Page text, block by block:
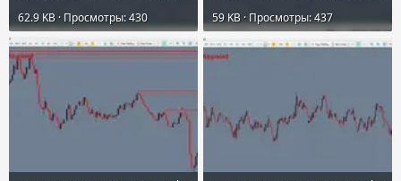
62.9 KB · Просмотры: 430
59 KB · Просмотры: 437